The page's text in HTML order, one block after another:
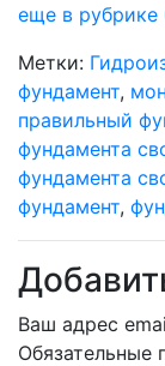
еще в рубрике
Метки:
фундамент,
правильный
фундамента
фундамента
фундамент,
Ваш адрес
Обязательные